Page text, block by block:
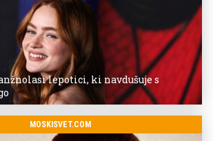
lepotici, ki navdušuje s
MOSKISVET.COM